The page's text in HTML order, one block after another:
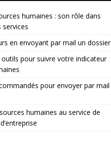
humaines : son rôle dans
services
en envoyant par mail un dossier
pour suivre votre indicateur
pour envoyer par mail
humaines au service de